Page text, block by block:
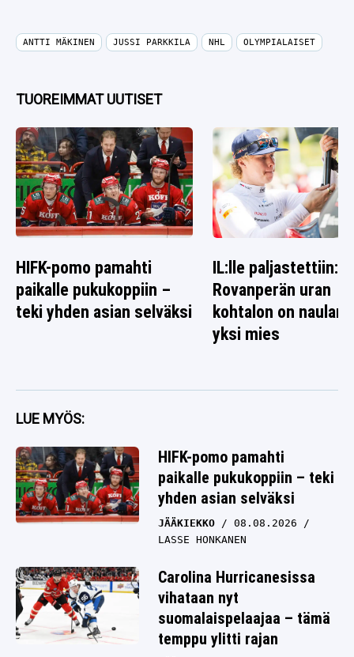
ANTTI MÄKINEN JUSSI PARKKILA NHL OLYMPIALAISET
TUOREIMMAT UUTISET
HIFK-pomo pamahti
paikalle pukukoppiin –
teki yhden asian selväksi
IL:lle paljastettiin:
Rovanperän uran
kohtalon on
yksi mies
LUE MYÖS:
HIFK-pomo pamahti
paikalle pukukoppiin – teki
yhden asian selväksi
JÄÄKIEKKO
08.08.2026
LASSE HONKANEN
Carolina Hurricanesissa
vihataan nyt
suomalaispelaajaa – tämä
temppu ylitti rajan